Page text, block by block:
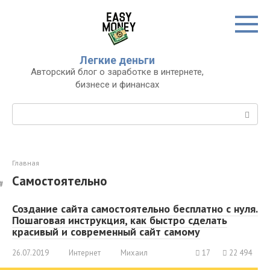
Легкие деньги
Авторский блог о заработке в интернете,
бизнесе и финансах
Поиск:
Главная
Самостоятельно
Создание сайта самостоятельно бесплатно с нуля.
Пошаговая инструкция, как быстро сделать
красивый и современный сайт самому
26.07.2019 Интернет Михаил 17 22 494